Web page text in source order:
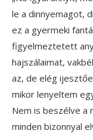
le a dinnyemagot,
ez a gyermeki
figyelmeztetett
hajszálaimat,
az, de elég
mikor lenyeltem
Nem is beszélve a
minden bizonnyal